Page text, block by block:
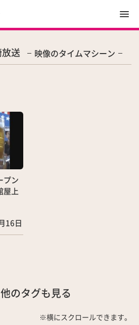
送 映像のタイムマシーン
プン
屋上
16日
のタグも見る
※横にスクロールできます。